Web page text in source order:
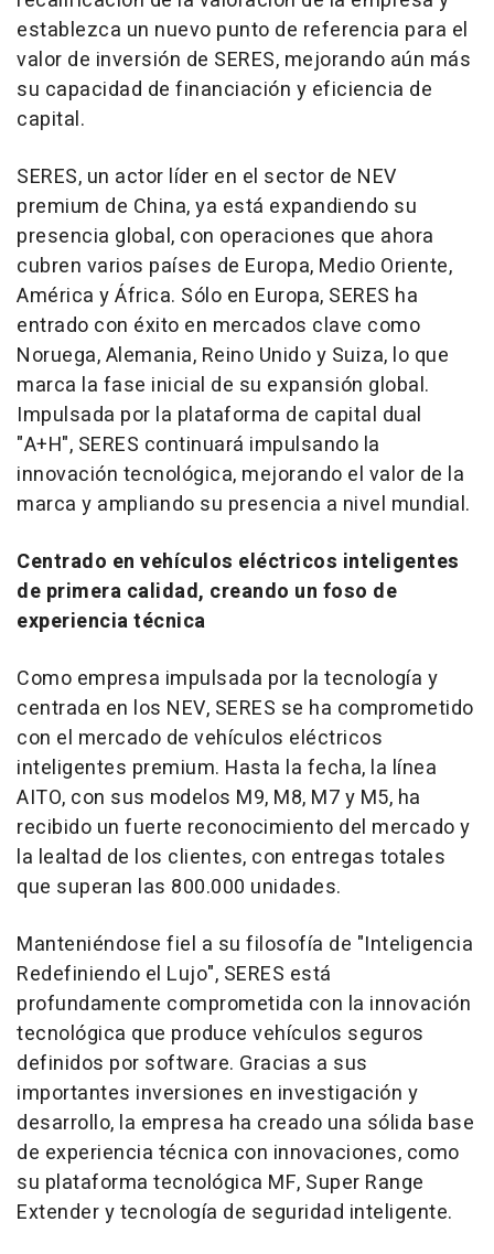
establezca un nuevo punto de referencia para el
valor de inversión de SERES, mejorando aún más
su capacidad de financiación y eficiencia de
capital.
SERES, un actor líder en el sector de NEV
premium de China, ya está expandiendo su
presencia global, con operaciones que ahora
cubren varios países de Europa, Medio Oriente,
América y África. Sólo en Europa, SERES ha
entrado con éxito en mercados clave como
Noruega, Alemania, Reino Unido y Suiza, lo que
marca la fase inicial de su expansión global.
Impulsada por la plataforma de capital dual
"A+H", SERES continuará impulsando la
innovación tecnológica, mejorando el valor de la
marca y ampliando su presencia a nivel mundial.
Centrado en vehículos eléctricos inteligentes
de primera calidad, creando un foso de
experiencia técnica
Como empresa impulsada por la tecnología y
centrada en los NEV, SERES se ha comprometido
con el mercado de vehículos eléctricos
inteligentes premium. Hasta la fecha, la línea
AITO, con sus modelos M9, M8, M7 y M5, ha
recibido un fuerte reconocimiento del mercado y
la lealtad de los clientes, con entregas totales
que superan las 800.000 unidades.
Manteniéndose fiel a su filosofía de "Inteligencia
Redefiniendo el Lujo", SERES está
profundamente comprometida con la innovación
tecnológica que produce vehículos seguros
definidos por software. Gracias a sus
importantes inversiones en investigación y
desarrollo, la empresa ha creado una sólida base
de experiencia técnica con innovaciones, como
su plataforma tecnológica MF, Super Range
Extender y tecnología de seguridad inteligente.